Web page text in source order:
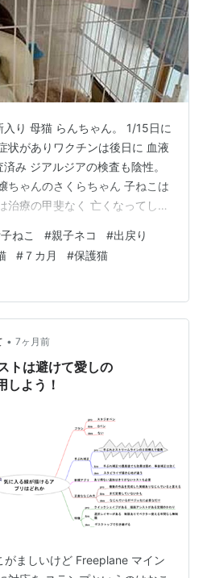
り 母猫 らんちゃん。 1/15日に
状がありワクチンは後日に 血液
み ジアルジアの検査も陰性。
ちゃんのさくらちゃん 子ねこは
治療の甲斐なく 亡くなってしま
べた慣れ要素。 ブラッシングす
ロタイプ ご飯の好き嫌いも今の
ワクチン・不妊化を終わらせて
ら脱出しようね。 そして。。
った 「花音カナン」ちゃ…
子ねこ #親子ネコ #出戻り
# ７カ月 #保護猫
• 7ヶ月前
トは避けて愛しの
よう！
がましいけど Freeplane マイン